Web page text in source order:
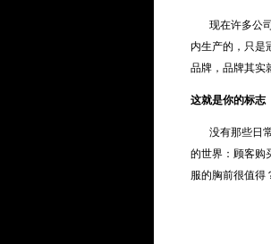
现在许多公司
内生产的，只是
品牌，品牌其实
这就是你的标志
没有那些日常
的世界：顾客购
服的胸前很值得